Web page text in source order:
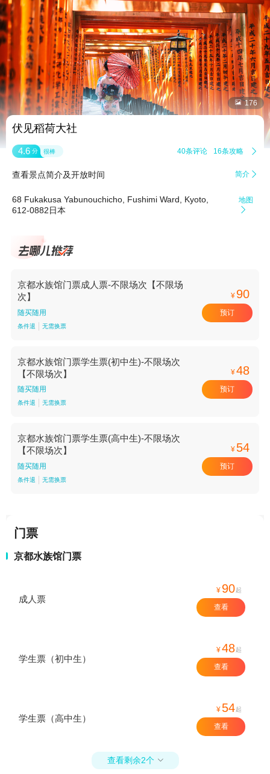
 176
伏见稻荷大社
4.6 分 很棒 40条评论 16条攻略 
查看景点简介及开放时间 简介 
68 Fukakusa Yabunouchicho, Fushimi Ward, Kyoto,
612-0882日本
地图

京都水族馆门票成人票-不限场次【不限场
次】
随买随用
条件退 无需换票
¥ 90
预订
京都水族馆门票学生票(初中生)-不限场次
【不限场次】
随买随用
条件退 无需换票
¥48
预订
京都水族馆门票学生票(高中生)-不限场次
【不限场次】
随买随用
条件退 无需换票
¥ 54
预订
门票
京都水族馆门票
成人票
¥ 90起
查看
学生票（初中生）
¥48起
查看
学生票（高中生）
¥ 54起
查看
查看剩余2个 
